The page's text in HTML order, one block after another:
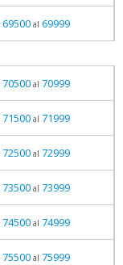
69500al 69999
70500al 70999
71500al 71999
72500al 72999
73500al 73999
74500al 74999
75500al 75999